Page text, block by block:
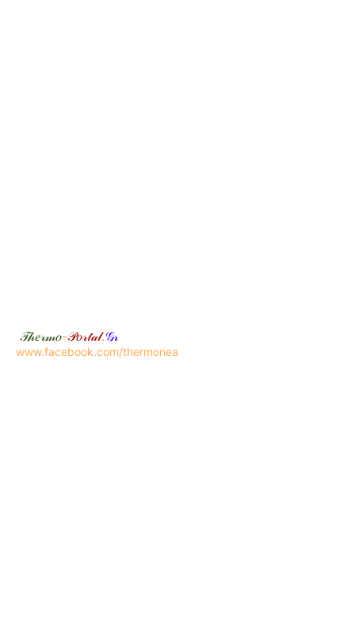
𝒯𝒽𝑒𝓇𝓂𝑜-𝒫𝑜𝓇𝓉𝒶𝓁.𝒢𝓇
www.facebook.com/thermonea